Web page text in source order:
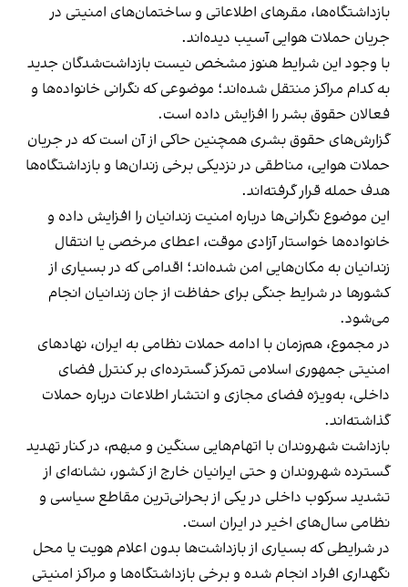
بازداشتگاه‌ها، مقرهای اطلاعاتی و ساختمان‌های امنیتی در
جریان حملات هوایی آسیب دیده‌اند.
با وجود این شرایط هنوز مشخص نیست بازداشت‌شدگان جدید
به کدام مراکز منتقل شده‌اند؛ موضوعی که نگرانی خانواده‌ها و
فعالان حقوق بشر را افزایش داده است.
گزارش‌های حقوق بشری همچنین حاکی از آن است که در جریان
حملات هوایی، مناطقی در نزدیکی برخی زندان‌ها و بازداشتگاه‌ها
هدف حمله قرار گرفته‌اند.
این موضوع نگرانی‌ها درباره امنیت زندانیان را افزایش داده و
خانواده‌ها خواستار آزادی موقت، اعطای مرخصی یا انتقال
زندانیان به مکان‌هایی امن شده‌اند؛ اقدامی که در بسیاری از
کشورها در شرایط جنگی برای حفاظت از جان زندانیان انجام
می‌شود.
در مجموع، هم‌زمان با ادامه حملات نظامی به ایران، نهادهای
امنیتی جمهوری اسلامی تمرکز گسترده‌ای بر کنترل فضای
داخلی، به‌ویژه فضای مجازی و انتشار اطلاعات درباره حملات
گذاشته‌اند.
بازداشت شهروندان با اتهام‌هایی سنگین و مبهم، در کنار تهدید
گسترده شهروندان و حتی ایرانیان خارج از کشور، نشانه‌ای از
تشدید سرکوب داخلی در یکی از بحرانی‌ترین مقاطع سیاسی و
نظامی سال‌های اخیر در ایران است.
در شرایطی که بسیاری از بازداشت‌ها بدون اعلام هویت یا محل
نگهداری افراد انجام شده و برخی بازداشتگاه‌ها و مراکز امنیتی